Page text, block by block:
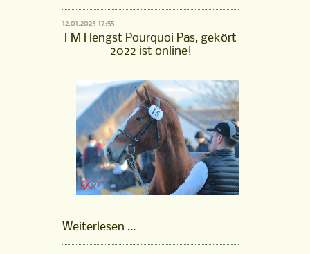
ist
online!
12.01.2023 17:55
FM Hengst Pourquoi Pas, gekört
2022 ist online!
Weiterlesen …FM